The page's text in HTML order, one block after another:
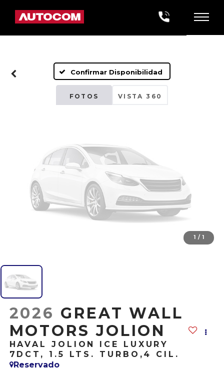
Confirmar Disponibilidad
FOTOS VISTA 360
Fotos No
Disponibles
Por favor, revise luego
1 / 1
2026 GREAT WALL
MOTORS JOLION
HAVAL JOLION ICE LUXURY
7DCT, 1.5 LTS. TURBO,4 CIL.
Reservado